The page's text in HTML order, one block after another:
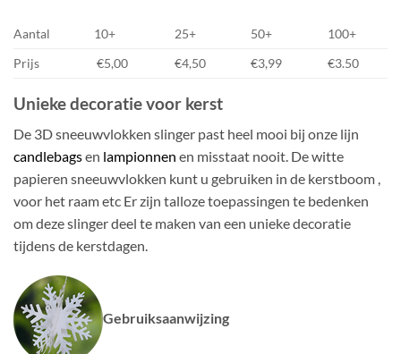
Aantal 10+ 25+ 50+
100+
Prijs
€5,00 €4,50 €3,99 €3.50
Unieke decoratie voor kerst
De 3D sneeuwvlokken slinger past heel mooi bij onze lijn
candlebagsen lampionnen en misstaat nooit. De witte
papieren sneeuwvlokken kunt u gebruiken in de kerstboom ,
voor het raam etc Er zijn talloze toepassingen te bedenken
om deze slinger deel te maken van een unieke decoratie
tijdens de kerstdagen.
Gebruiksaanwijzing